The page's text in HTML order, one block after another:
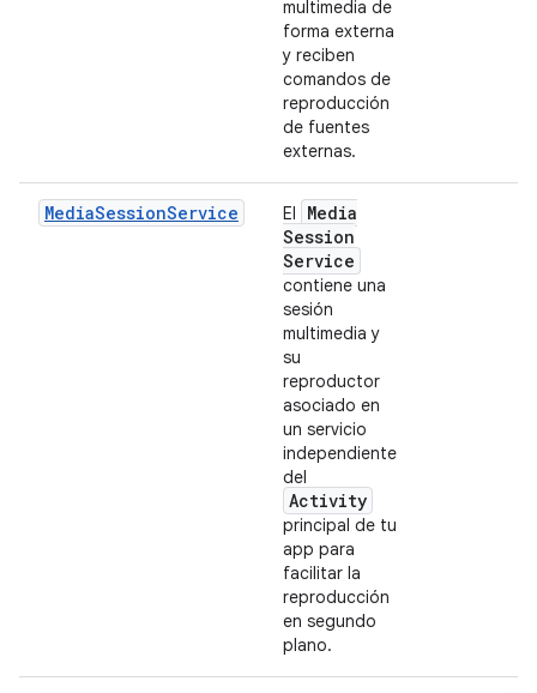
multimedia de
forma externa
y reciben
comandos de
reproducción
de fuentes
externas.
MediaSessionService El
Media
Session
Service
contiene una
sesión
multimedia y
su
reproductor
asociado en
un servicio
independiente
del
Activity
principal de tu
app para
facilitar la
reproducción
en segundo
plano.